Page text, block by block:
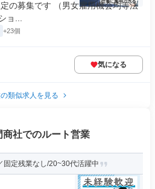
の募集です （男女雇用機会均等法
ョ...
+23個
気になる
類似求人を見る
社でのルート営業
固定残業なし/20~30代活躍中